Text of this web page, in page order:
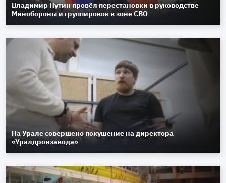
Владимир Путин провёл перестановки в руководстве
Минобороны и группировок в зоне СВО
На Урале совершено покушение на директора
«Уралдронзавода»